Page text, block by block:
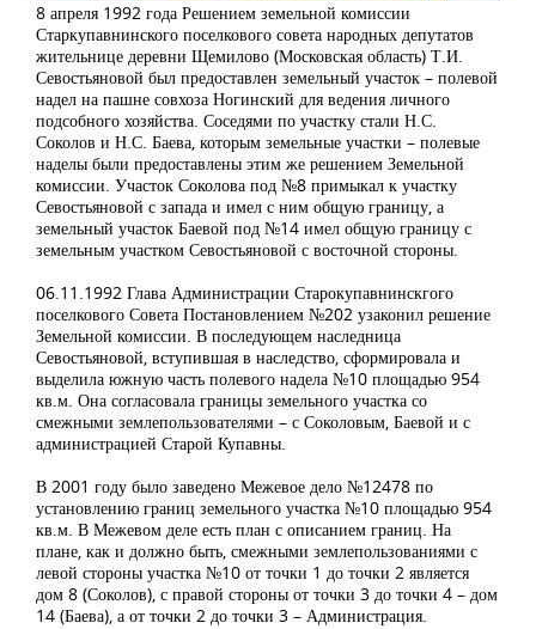
8 апреля 1992 года Решением земельной комиссии
Старкупавнинского поселкового совета народных депутатов
жительнице деревни Щемилово (Московская область) Т.И.
Севостьяновой был предоставлен земельный участок – полевой
надел на пашне совхоза Ногинский для ведения личного
подсобного хозяйства. Соседями по участку стали Н.С.
Соколов и Н.С. Баева, которым земельные участки – полевые
наделы были предоставлены этим же решением Земельной
комиссии. Участок Соколова под №8 примыкал к участку
Севостьяновой с запада и имел с ним общую границу, а
земельный участок Баевой под №14 имел общую границу с
земельным участком Севостьяновой с восточной стороны.
06.11.1992 Глава Администрации Старокупавнинскгого
поселкового Совета Постановлением №202 узаконил решение
Земельной комиссии. В последующем наследница
Севостьяновой, вступившая в наследство, сформировала и
выделила южную часть полевого надела №10 площадью 954
кв.м. Она согласовала границы земельного участка со
смежными землепользователями – с Соколовым, Баевой и с
администрацией Старой Купавны.
В 2001 году было заведено Межевое дело №12478 по
установлению границ земельного участка №10 площадью 954
кв.м. В Межевом деле есть план с описанием границ. На
плане, как и должно быть, смежными землепользованиями с
левой стороны участка №10 от точки 1 до точки 2 является
дом 8 (Соколов), с правой стороны от точки 3 до точки 4 – дом
14 (Баева), а от точки 2 до точки 3 – Администрация.